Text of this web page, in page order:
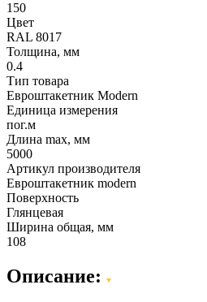
150
Цвет
RAL 8017
Толщина, мм
0.4
Тип товара
Евроштакетник Modern
Единица измерения
пог.м
Длина max, мм
5000
Артикул производителя
Евроштакетник modern
Поверхность
Глянцевая
Ширина общая, мм
108
Описание: